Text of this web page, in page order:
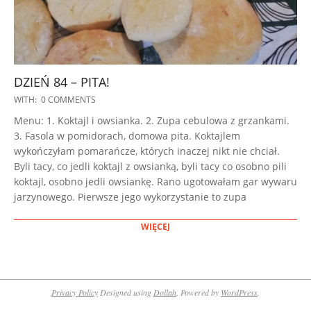
DZIEŃ 84 – PITA!
2023-
25
WITH: 0 COMMENTS
Menu: 1. Koktajl i owsianka. 2. Zupa cebulowa z grzankami.
3. Fasola w pomidorach, domowa pita. Koktajlem
wykończyłam pomarańcze, których inaczej nikt nie chciał.
Byli tacy, co jedli koktajl z owsianką, byli tacy co osobno pili
koktajl, osobno jedli owsiankę. Rano ugotowałam gar wywaru
jarzynowego. Pierwsze jego wykorzystanie to zupa
WIĘCEJ
Privacy Policy Designed using Dollah . Powered by WordPress